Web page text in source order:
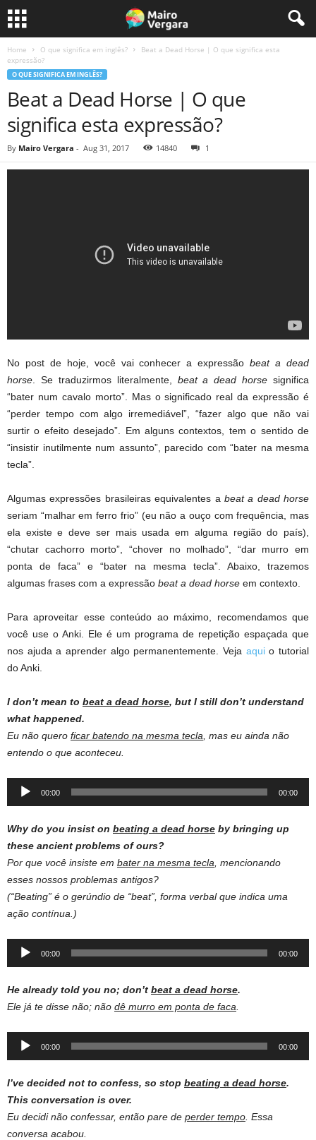
Home O que significa em inglês?
Beat a Dead Horse | O que significa esta
expressão?
O QUE SIGNIFICA EM INGLÊS?
Beat a Dead Horse | O que
significa esta expressão?
By Mairo Vergara - Aug 31, 2017 14840 1
No post de hoje, você vai conhecer a expressãobeat a dead
horse . Se traduzirmos literalmente, beat a dead horse significa
“bater num cavalo morto”. Mas o significado real da expressão é
“perder tempo com algo irremediável”, “fazer algo que não vai
surtir o efeito desejado”. Em alguns contextos, tem o sentido de
“insistir inutilmente num assunto”, parecido com “bater na mesma
tecla”.
Algumas expressões brasileiras equivalentes a beat a dead horse
seriam “malhar em ferro frio” (eu não a ouço com frequência, mas
ela existe e deve ser mais usada em alguma região do país),
“chutar cachorro morto”, “chover no molhado”, “dar murro em
ponta de faca” e “bater na mesma tecla”. Abaixo, trazemos
algumas frases com a expressão beat a dead horse em contexto.
Para aproveitar esse conteúdo ao máximo, recomendamos que
você use o Anki. Ele é um programa de repetição espaçada que
nos ajuda a aprender algo permanentemente. Veja aquio tutorial
do Anki.
I don’t mean to beat a dead horse, but I still don’t understand
what happened.
Eu não quero ficar batendo na mesma tecla , mas eu ainda não
entendo o que aconteceu.
Audio
00:00 00:00
Why do you insist on beating a dead horse by bringing up
these ancient problems of ours?
Por que você insiste em bater na mesma tecla , mencionando
esses nossos problemas antigos?
(“Beating” é o gerúndio de “beat”, forma verbal que indica uma
ação contínua.)
Audio
00:00 00:00
He already told you no; don’t beat a dead horse.
Ele já te disse não; não dê murro em ponta de faca
Audio
00:00 00:00
I’ve decided not to confess, so stop beating a dead horse.
This conversation is over.
Eu decidi não confessar, então pare de perder tempo . Essa
conversa acabou.